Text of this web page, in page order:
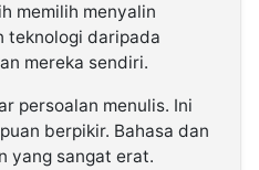
memilih menyalin
teknologi daripada
mereka sendiri.
persoalan menulis. Ini
berpikir. Bahasa dan
yang sangat erat.